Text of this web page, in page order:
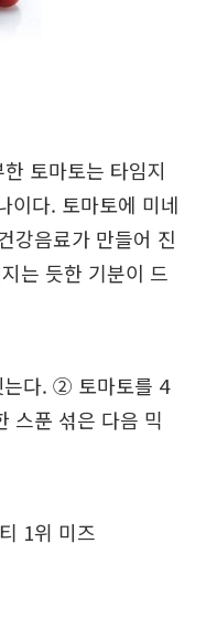
토마토는 타임지
이다. 토마토에 미네
강음료가 만들어 진
는 듯한 기분이 드
다. ② 토마토를 4
스푼 섞은 다음 믹
1위 미즈